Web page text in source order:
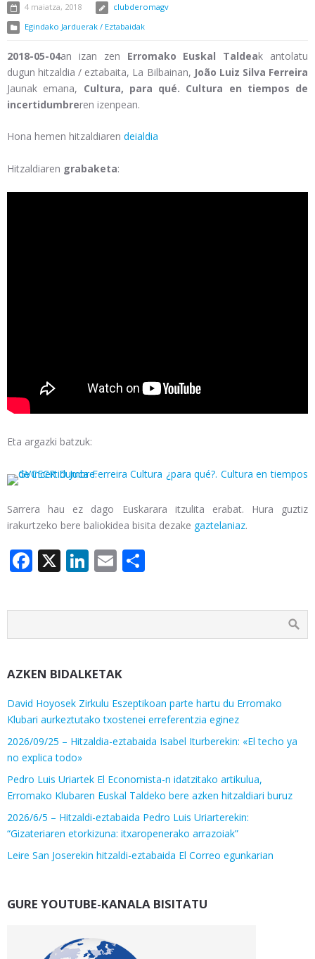
4 maiatza, 2018
clubderomagv
Egindako Jarduerak / Eztabaidak
2018-05-04an izan zen Erromako Euskal Taldeak antolatu
dugun hitzaldia / eztabaita, La Bilbainan, João Luiz Silva Ferreira
Jaunak emana, Cultura, para qué. Cultura en tiempos de
incertidumbreren izenpean.
Hona hemen hitzaldiaren deialdia
Hitzaldiaren grabaketa:
Eta argazki batzuk:
Sarrera hau ez dago Euskarara itzulita erabat. Hura guztiz
irakurtzeko bere baliokidea bisita dezake gaztelaniaz.
Facebook
X LinkedIn
Email
AZKEN BIDALKETAK
David Hoyosek Zirkulu Eszeptikoan parte hartu du Erromako
Klubari aurkeztutako txostenei erreferentzia eginez
2026/09/25 – Hitzaldia-eztabaida Isabel Iturberekin: «El techo ya
no explica todo»
Pedro Luis Uriartek El Economista-n idatzitako artikulua,
Erromako Klubaren Euskal Taldeko bere azken hitzaldiari buruz
2026/6/5 – Hitzaldi-eztabaida Pedro Luis Uriarterekin:
“Gizateriaren etorkizuna: itxaropenerako arrazoiak”
Leire San Joserekin hitzaldi-eztabaida El Correo egunkarian
GURE YOUTUBE-KANALA BISITATU